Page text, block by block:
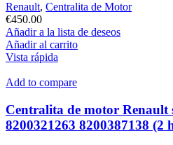
Renault, Centralita de Motor
€450.00
Añadir a la lista de deseos
Añadir al carrito
Vista rápida
Add to compare
Centralita de motor Renault
8200321263 8200387138 (2